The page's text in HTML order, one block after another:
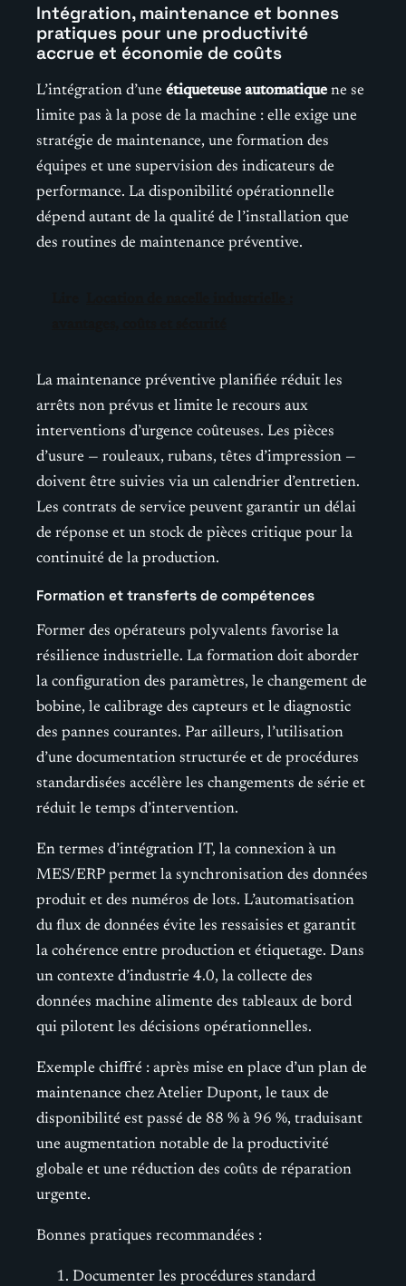
Intégration, maintenance et bonnes
pratiques pour une productivité
accrue et économie de coûts
L’intégration d’une étiqueteuse automatique ne se
limite pas à la pose de la machine : elle exige une
stratégie de maintenance, une formation des
équipes et une supervision des indicateurs de
performance. La disponibilité opérationnelle
dépend autant de la qualité de l’installation que
des routines de maintenance préventive.
La maintenance préventive planifiée réduit les
arrêts non prévus et limite le recours aux
interventions d’urgence coûteuses. Les pièces
d’usure — rouleaux, rubans, têtes d’impression —
doivent être suivies via un calendrier d’entretien.
Les contrats de service peuvent garantir un délai
de réponse et un stock de pièces critique pour la
continuité de la production.
Formation et transferts de compétences
Former des opérateurs polyvalents favorise la
résilience industrielle. La formation doit aborder
la configuration des paramètres, le changement de
bobine, le calibrage des capteurs et le diagnostic
des pannes courantes. Par ailleurs, l’utilisation
d’une documentation structurée et de procédures
standardisées accélère les changements de série et
réduit le temps d’intervention.
En termes d’intégration IT, la connexion à un
MES/ERP permet la synchronisation des données
produit et des numéros de lots. L’automatisation
du flux de données évite les ressaisies et garantit
la cohérence entre production et étiquetage. Dans
un contexte d’industrie 4.0, la collecte des
données machine alimente des tableaux de bord
qui pilotent les décisions opérationnelles.
Exemple chiffré : après mise en place d’un plan de
maintenance chez Atelier Dupont, le taux de
disponibilité est passé de 88 % à 96 %, traduisant
une augmentation notable de la productivité
globale et une réduction des coûts de réparation
urgente.
Bonnes pratiques recommandées :
Documenter les procédures standard